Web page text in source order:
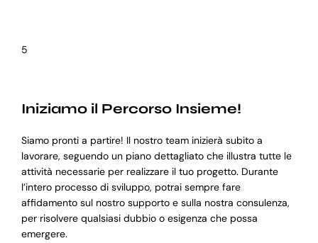
5
Iniziamo il Percorso Insieme!
Siamo pronti a partire! Il nostro team inizierà subito a
lavorare, seguendo un piano dettagliato che illustra tutte le
attività necessarie per realizzare il tuo progetto. Durante
l’intero processo di sviluppo, potrai sempre fare
affidamento sul nostro supporto e sulla nostra consulenza,
per risolvere qualsiasi dubbio o esigenza che possa
emergere.